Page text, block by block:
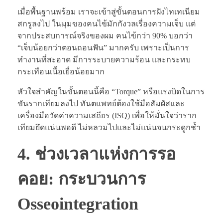
เมื่อพื้นฐานพร้อม เราจะเข้าสู่ขั้นตอนการฝังไทเทเนียม
สกรูลงไป ในมุมของคนไข้มักกังวลเรื่องความเจ็บ แต่
จากประสบการณ์จริงของผม คนไข้กว่า 90% บอกว่า
“เจ็บน้อยกว่าตอนถอนฟัน” มากครับ เพราะเป็นการ
ทำงานที่สะอาด มีการระบายความร้อน และกระทบ
กระเทือนเนื้อเยื่อน้อยมาก
หัวใจสำคัญในขั้นตอนนี้คือ “Torque” หรือแรงบิดในการ
ขันรากเทียมลงไป ทันตแพทย์ต้องใช้มือสัมผัสและ
เครื่องมือวัดค่าความเสถียร (ISQ) เพื่อให้มั่นใจว่าราก
เทียมยึดแน่นพอดี ไม่หลวมไปและไม่แน่นจนกระดูกช้ำ
4. ช่วงเวลาแห่งการรอ
คอย: กระบวนการ
Osseointegration